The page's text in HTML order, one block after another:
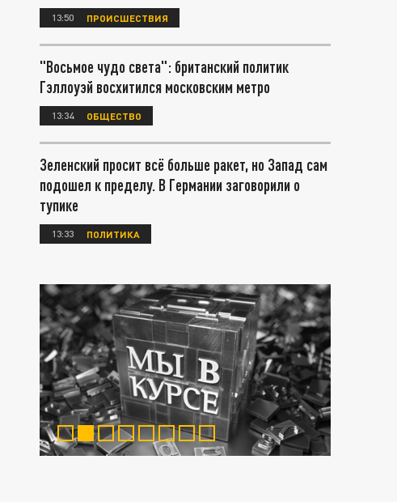
13:50 ПРОИСШЕСТВИЯ
"Восьмое чудо света": британский политик
Гэллоуэй восхитился московским метро
13:34 ОБЩЕСТВО
Зеленский просит всё больше ракет, но Запад сам
подошел к пределу. В Германии заговорили о
тупике
13:33 ПОЛИТИКА